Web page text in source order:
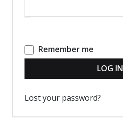
Remember me
LOG IN
Lost your password?